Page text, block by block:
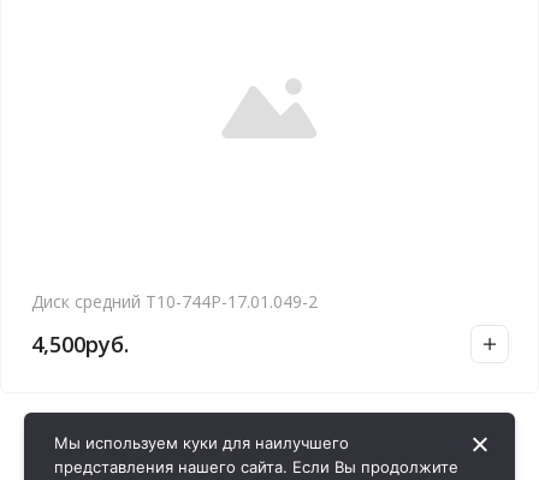
Диск средний Т10-744Р-17.01.049-2
4,500руб.
Мы используем куки для наилучшего
представления нашего сайта. Если Вы продолжите